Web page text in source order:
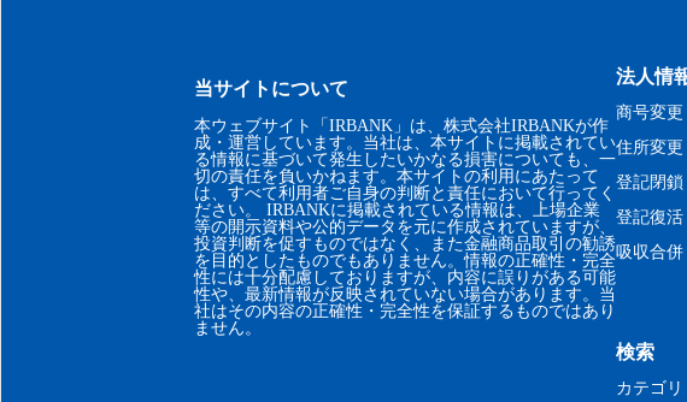
当サイトについて
本ウェブサイト「IRBANK」は、株式会社IRBANKが作
成・運営しています。当社は、本サイトに掲載されてい
る情報に基づいて発生したいかなる損害についても、一
切の責任を負いかねます。本サイトの利用にあたって
は、すべて利用者ご自身の判断と責任において行ってく
ださい。 IRBANKに掲載されている情報は、上場企業
等の開示資料や公的データを元に作成されていますが、
投資判断を促すものではなく、また金融商品取引の勧誘
を目的としたものでもありません。情報の正確性・完全
性には十分配慮しておりますが、内容に誤りがある可能
性や、最新情報が反映されていない場合があります。当
社はその内容の正確性・完全性を保証するものではあり
ません。
法人情
商号変更
住所変更
登記閉鎖
登記復活
吸収合併
検索
カテゴリ